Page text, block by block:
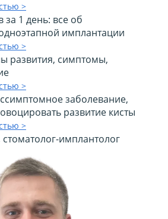
>
1 день: все об
имплантации
>
развития, симптомы,
>
заболевание,
развитие кисты
>
стоматолог-имплантолог